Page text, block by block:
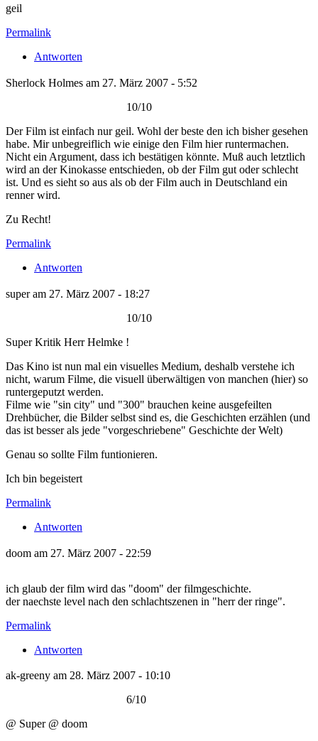
geil
Permalink
Antworten
Sherlock Holmes am 27. März 2007 - 5:52
10/10
Der Film ist einfach nur geil. Wohl der beste den ich bisher gesehen
habe. Mir unbegreiflich wie einige den Film hier runtermachen.
Nicht ein Argument, dass ich bestätigen könnte. Muß auch letztlich
wird an der Kinokasse entschieden, ob der Film gut oder schlecht
ist. Und es sieht so aus als ob der Film auch in Deutschland ein
renner wird.
Zu Recht!
Permalink
Antworten
super am 27. März 2007 - 18:27
10/10
Super Kritik Herr Helmke !
Das Kino ist nun mal ein visuelles Medium, deshalb verstehe ich
nicht, warum Filme, die visuell überwältigen von manchen (hier) so
runtergeputzt werden.
Filme wie "sin city" und "300" brauchen keine ausgefeilten
Drehbücher, die Bilder selbst sind es, die Geschichten erzählen (und
das ist besser als jede "vorgeschriebene" Geschichte der Welt)
Genau so sollte Film funtionieren.
Ich bin begeistert
Permalink
Antworten
doom am 27. März 2007 - 22:59
ich glaub der film wird das "doom" der filmgeschichte.
der naechste level nach den schlachtszenen in "herr der ringe".
Permalink
Antworten
ak-greeny am 28. März 2007 - 10:10
6/10
@ Super @ doom